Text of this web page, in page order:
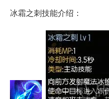
冰霜之刺技能介绍：